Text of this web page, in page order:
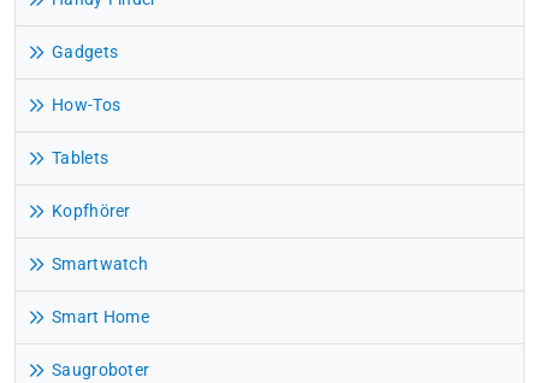
Gadgets
How-Tos
Tablets
Kopfhörer
Smartwatch
Smart Home
Saugroboter